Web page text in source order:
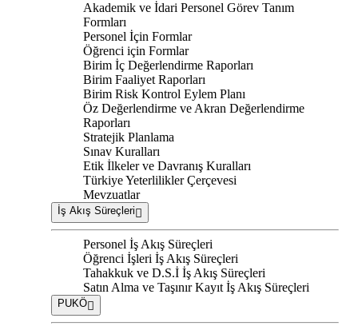
Akademik ve İdari Personel Görev Tanım
Formları
Personel İçin Formlar
Öğrenci için Formlar
Birim İç Değerlendirme Raporları
Birim Faaliyet Raporları
Birim Risk Kontrol Eylem Planı
Öz Değerlendirme ve Akran Değerlendirme
Raporları
Stratejik Planlama
Sınav Kuralları
Etik İlkeler ve Davranış Kuralları
Türkiye Yeterlilikler Çerçevesi
Mevzuatlar
İş Akış Süreçleri
Personel İş Akış Süreçleri
Öğrenci İşleri İş Akış Süreçleri
Tahakkuk ve D.S.İ İş Akış Süreçleri
Satın Alma ve Taşınır Kayıt İş Akış Süreçleri
PUKÖ